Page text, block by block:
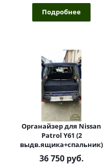
Подробнее
Органайзер для Nissan
Patrol Y61 (2
выдв.ящика+спальник)
36 750 руб.